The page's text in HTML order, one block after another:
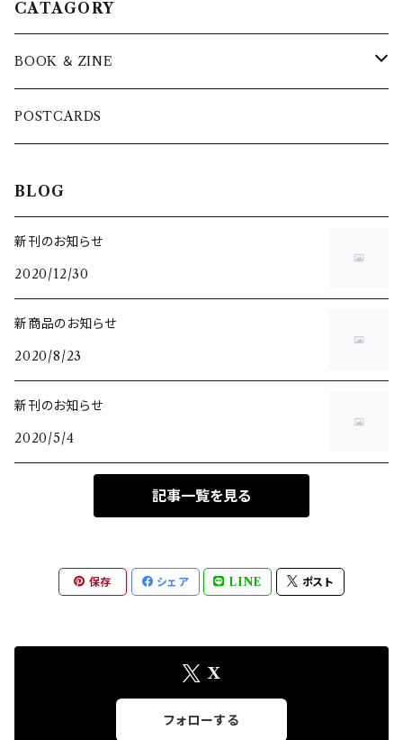
CATAGORY
BOOK ＆ ZINE
小説
POSTCARDS
BLOG
新刊のお知らせ
2020/12/30
新商品のお知らせ
2020/8/23
新刊のお知らせ
2020/5/4
記事一覧を見る
保存 シェア LINE ポスト
X
フォローする